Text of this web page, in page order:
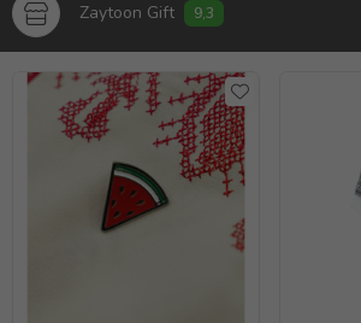
Zaytoon Gift 9,3